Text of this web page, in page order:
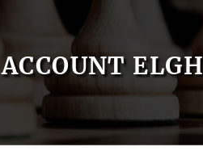
ACCOUNT